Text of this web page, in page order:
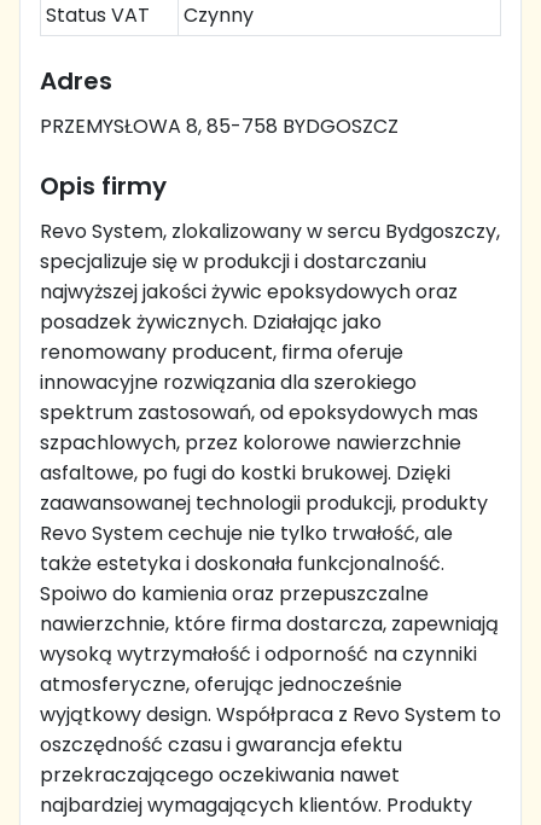
Status VAT Czynny
Adres
PRZEMYSŁOWA 8, 85-758 BYDGOSZCZ
Opis firmy
Revo System, zlokalizowany w sercu Bydgoszczy,
specjalizuje się w produkcji i dostarczaniu
najwyższej jakości żywic epoksydowych oraz
posadzek żywicznych. Działając jako
renomowany producent, firma oferuje
innowacyjne rozwiązania dla szerokiego
spektrum zastosowań, od epoksydowych mas
szpachlowych, przez kolorowe nawierzchnie
asfaltowe, po fugi do kostki brukowej. Dzięki
zaawansowanej technologii produkcji, produkty
Revo System cechuje nie tylko trwałość, ale
także estetyka i doskonała funkcjonalność.
Spoiwo do kamienia oraz przepuszczalne
nawierzchnie, które firma dostarcza, zapewniają
wysoką wytrzymałość i odporność na czynniki
atmosferyczne, oferując jednocześnie
wyjątkowy design. Współpraca z Revo System to
oszczędność czasu i gwarancja efektu
przekraczającego oczekiwania nawet
najbardziej wymagających klientów. Produkty